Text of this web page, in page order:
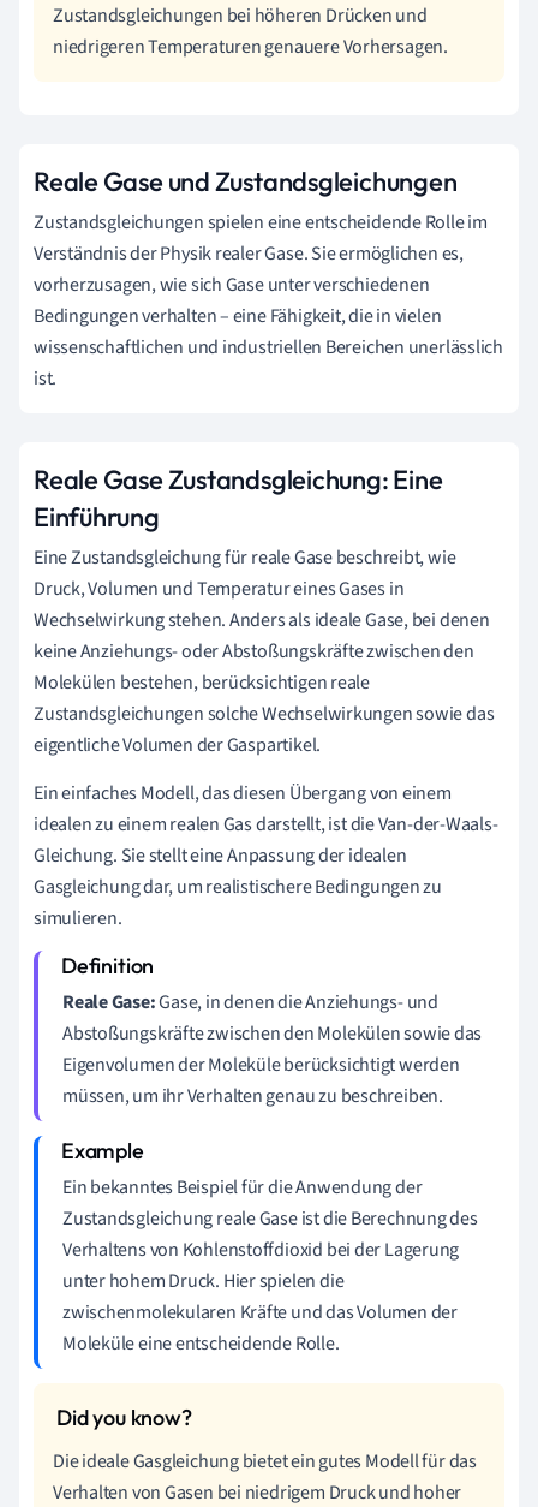
Zustandsgleichungen bei höheren Drücken und
niedrigeren Temperaturen genauere Vorhersagen.
Reale Gase und Zustandsgleichungen
Zustandsgleichungen spielen eine entscheidende Rolle im
Verständnis der Physik realer Gase. Sie ermöglichen es,
vorherzusagen, wie sich Gase unter verschiedenen
Bedingungen verhalten – eine Fähigkeit, die in vielen
wissenschaftlichen und industriellen Bereichen unerlässlich
ist.
Reale Gase Zustandsgleichung: Eine
Einführung
Eine Zustandsgleichung für reale Gase beschreibt, wie
Druck, Volumen und Temperatur eines Gases in
Wechselwirkung stehen. Anders als ideale Gase, bei denen
keine Anziehungs- oder Abstoßungskräfte zwischen den
Molekülen bestehen, berücksichtigen reale
Zustandsgleichungen solche Wechselwirkungen sowie das
eigentliche Volumen der Gaspartikel.
Ein einfaches Modell, das diesen Übergang von einem
idealen zu einem realen Gas darstellt, ist die Van-der-Waals-
Gleichung. Sie stellt eine Anpassung der idealen
Gasgleichung dar, um realistischere Bedingungen zu
simulieren.
Reale Gase:Gase, in denen die Anziehungs- und
Abstoßungskräfte zwischen den Molekülen sowie das
Eigenvolumen der Moleküle berücksichtigt werden
müssen, um ihr Verhalten genau zu beschreiben.
Ein bekanntes Beispiel für die Anwendung der
Zustandsgleichung reale Gase ist die Berechnung des
Verhaltens von Kohlenstoffdioxid bei der Lagerung
unter hohem Druck. Hier spielen die
zwischenmolekularen Kräfte und das Volumen der
Moleküle eine entscheidende Rolle.
Die ideale Gasgleichung bietet ein gutes Modell für das
Verhalten von Gasen bei niedrigem Druck und hoher